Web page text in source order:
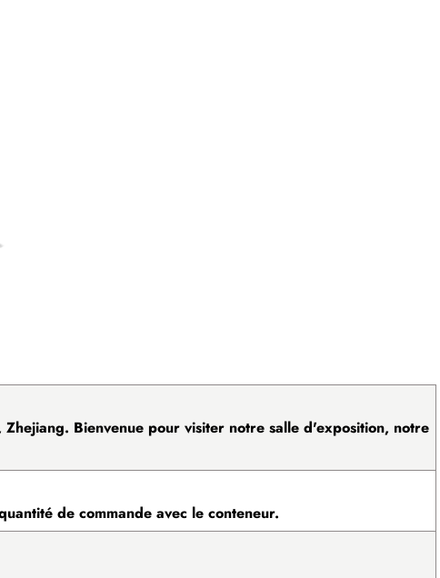
Bienvenue pour visiter notre salle d'exposition, notre
de commande avec le conteneur.